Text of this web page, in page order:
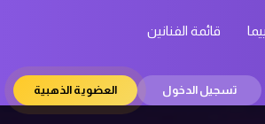
قائمة الفنانين
تسجيل الدخول العضوية الذهبية